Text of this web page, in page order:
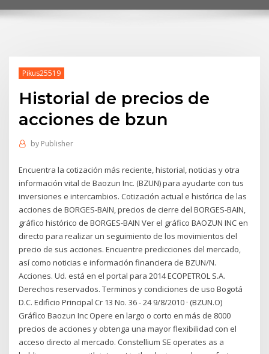
Pikus25519
Historial de precios de
acciones de bzun
by Publisher
Encuentra la cotización más reciente, historial, noticias y otra
información vital de Baozun Inc. (BZUN) para ayudarte con tus
inversiones e intercambios. Cotización actual e histórica de las
acciones de BORGES-BAIN, precios de cierre del BORGES-BAIN,
gráfico histórico de BORGES-BAIN Ver el gráfico BAOZUN INC en
directo para realizar un seguimiento de los movimientos del
precio de sus acciones. Encuentre predicciones del mercado,
así como noticias e información financiera de BZUN/N.
Acciones. Ud. está en el portal para 2014 ECOPETROL S.A.
Derechos reservados. Terminos y condiciones de uso Bogotá
D.C. Edificio Principal Cr 13 No. 36 - 24 9/8/2010 · (BZUN.O)
Gráfico Baozun Inc Opere en largo o corto en más de 8000
precios de acciones y obtenga una mayor flexibilidad con el
acceso directo al mercado. Constellium SE operates as a